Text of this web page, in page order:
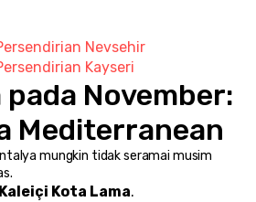
Nevsehir
Kayseri
November:
Mediterranean
mungkin tidak seramai musim
Kaleiçi Kota Lama.